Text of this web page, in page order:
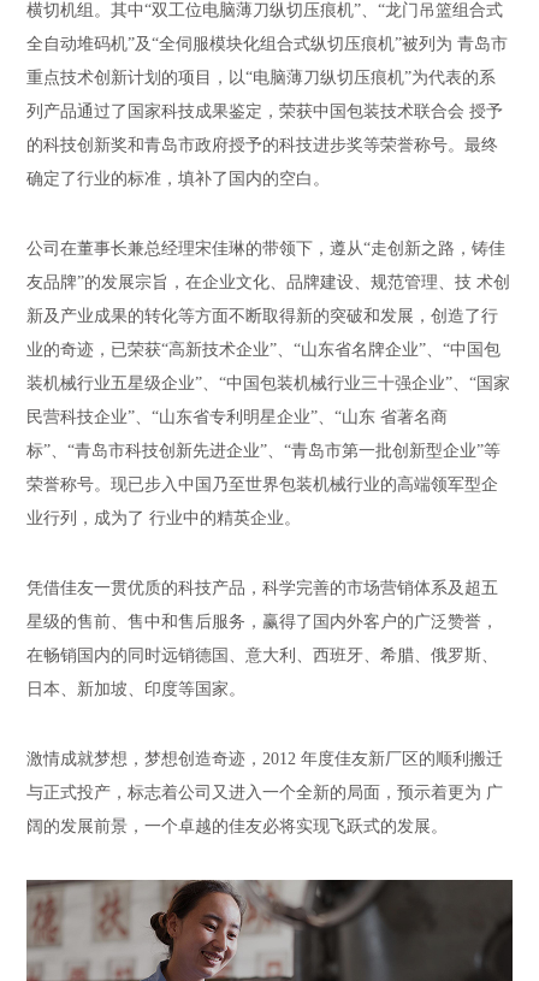
横切机组。其中“双工位电脑薄刀纵切压痕机”、“龙门吊篮组合式
全自动堆码机”及“全伺服模块化组合式纵切压痕机”被列为 青岛市
重点技术创新计划的项目，以“电脑薄刀纵切压痕机”为代表的系
列产品通过了国家科技成果鉴定，荣获中国包装技术联合会 授予
的科技创新奖和青岛市政府授予的科技进步奖等荣誉称号。最终
确定了行业的标准，填补了国内的空白。
公司在董事长兼总经理宋佳琳的带领下，遵从“走创新之路，铸佳
友品牌”的发展宗旨，在企业文化、品牌建设、规范管理、技 术创
新及产业成果的转化等方面不断取得新的突破和发展，创造了行
业的奇迹，已荣获“高新技术企业”、“山东省名牌企业”、“中国包
装机械行业五星级企业”、“中国包装机械行业三十强企业”、“国家
民营科技企业”、“山东省专利明星企业”、“山东 省著名商
标”、“青岛市科技创新先进企业”、“青岛市第一批创新型企业”等
荣誉称号。现已步入中国乃至世界包装机械行业的高端领军型企
业行列，成为了 行业中的精英企业。
凭借佳友一贯优质的科技产品，科学完善的市场营销体系及超五
星级的售前、售中和售后服务，赢得了国内外客户的广泛赞誉，
在畅销国内的同时远销德国、意大利、西班牙、希腊、俄罗斯、
日本、新加坡、印度等国家。
激情成就梦想，梦想创造奇迹，2012 年度佳友新厂区的顺利搬迁
与正式投产，标志着公司又进入一个全新的局面，预示着更为 广
阔的发展前景，一个卓越的佳友必将实现飞跃式的发展。